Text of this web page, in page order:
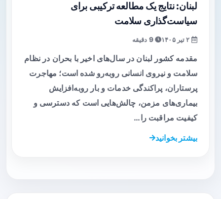
لبنان: نتایج یک مطالعه ترکیبی برای
سیاست‌گذاری سلامت
9 دقیقه
مقدمه کشور لبنان در سال‌های اخیر با بحران در نظام
سلامت و نیروی انسانی روبه‌رو شده است؛ مهاجرت
پرستاران، پراکندگی خدمات و بار رو‌به‌افزایش
بیماری‌های مزمن، چالش‌هایی است که دسترسی و
کیفیت مراقبت را…
بیشتر بخوانید